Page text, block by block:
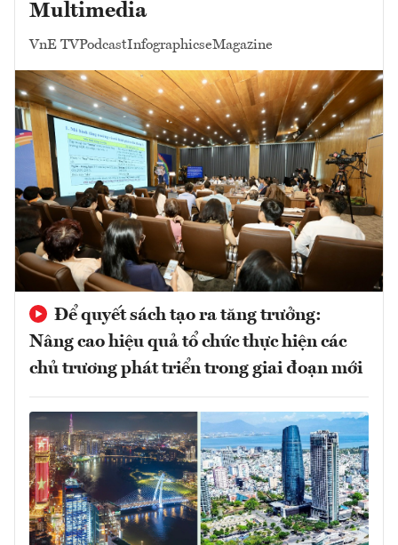
Multimedia
VnE TVPodcastInfographicseMagazine
Để quyết sách tạo ra tăng trưởng:
Nâng cao hiệu quả tổ chức thực hiện các
chủ trương phát triển trong giai đoạn mới